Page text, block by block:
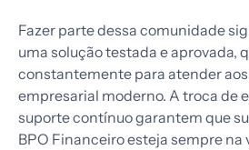
Fazer parte dessa comunidade
uma solução testada e aprovada,
constantemente para atender
empresarial moderno. A troca de
suporte contínuo garantem que
BPO Financeiro esteja sempre na